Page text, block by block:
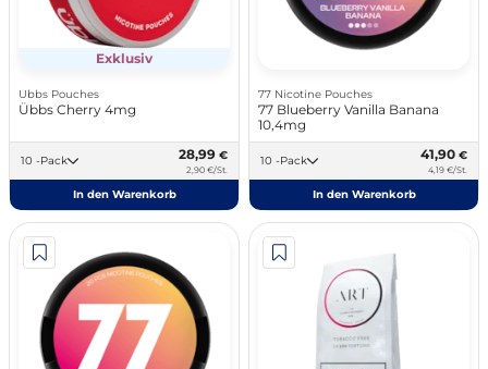
Exklusiv
Ubbs Pouches
Übbs Cherry 4mg
10 -Pack 28,99 €
2,90 €/St.
In den Warenkorb
77 Nicotine Pouches
77 Blueberry Vanilla Banana
10,4mg
10 -Pack 41,90 €
4,19 €/St.
In den Warenkorb